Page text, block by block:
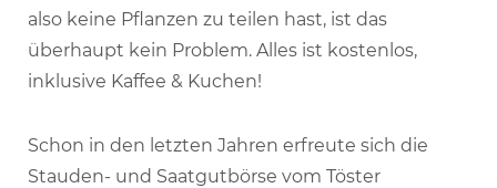
also keine Pflanzen zu teilen hast, ist das
überhaupt kein Problem. Alles ist kostenlos,
inklusive Kaffee & Kuchen!
Schon in den letzten Jahren erfreute sich die
Stauden- und Saatgutbörse vom Töster